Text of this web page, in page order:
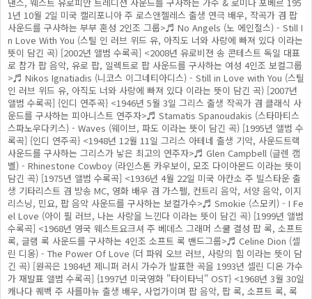
1년 10월 2일 미국 캘리포니아 주 로스앤젤레스 출생 연극 배우, 작곡가 겸 팝
사운드를 구사하는 부부 혼성 2인조 그룹>♬ No Angels (노 에인절스) - Still I
n Love With You (스틸 인 러브 위드 유, 아직도 너와 사랑에 빠져 있다 이라는
뜻이 담긴 곡) [2002년 앨범 수록곡] <2008년 유로비젼 송 콘테스트 독일 대표
로 참가 팝 음악, 유로 팝, 일렉트로 팝 사운드를 구사하는 여성 4인조 보컬그룹
>♬ Nikos Ignatiadis (니코스 이그네티아디스) - Still in Love with You (스틸
인 러브 위드 유, 아직도 너와 사랑에 빠져 있다 이라는 뜻이 담긴 곡) [2007년
앨범 수록곡] {인디 연주곡} <1946년 5월 3일 그리스 출생 작곡가 겸 클래식 사
운드를 구사하는 피아니스트 연주자>♬ Stamatis Spanoudakis (스타마티스
스파노우다키스) - Waves (웨이브, 파도 이라는 뜻이 담긴 곡) [1995년 앨범 수
록곡] {인디 연주곡} <1948년 12월 11일 그리스 아테네 출생 기악, 사운드트랙
사운드를 구사하는 그리스가 낳은 최고의 연주자>♬ Glen Campbell (글렌 캠
벨) - Rhinestone Cowboy (라인스톤 카우보이, 모조 다이아몬드 이라는 뜻이
담긴 곡) [1975년 앨범 수록곡] <1936년 4월 22일 미국 아칸소 주 빌스타운 출
생 기타리스트 겸 방송 MC, 영화 배우 겸 가스펠, 컨트리 음악, 서양 음악, 이지
리스닝, 민요, 팝 음악 사운드를 구사하는 보컬가수>♬ Smokie (스모키) - I Fe
el Love (아이 필 러브, 나는 사랑을 느낀다 이라는 뜻이 담긴 곡) [1999년 앨범
수록곡] <1968년 영국 웨스트요크셔 주 베데스 그래머 스쿨 결성 팝 록, 소프트
록, 글램 록 사운드를 구사하는 4인조 소프트 록 밴드그룹>♬ Celine Dion (셀
린 디옹) - The Power Of Love (더 파워 오브 러브, 사랑의 힘 이라는 뜻이 담
긴 곡) [원곡은 1984년 제니퍼 러시 가수가 발표한 곡을 1993년 셀린 디온 가수
가 재발표 앨범 수록곡] {1997년 미국영화 "타이타닉" OST} <1968년 3월 30일
캐나다 퀘벡 주 사를마뉴 출생 배우, 사업가이며 팝 음악, 팝 록, 소프트 록, 록